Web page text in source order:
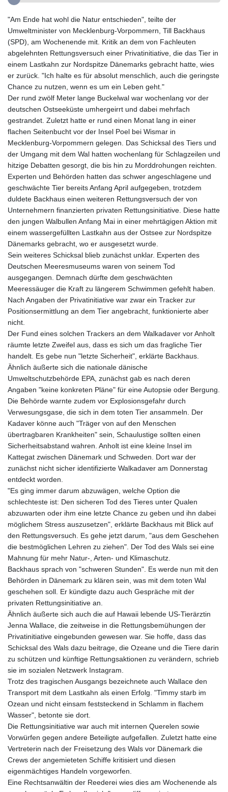
"Am Ende hat wohl die Natur entschieden", teilte der
Umweltminister von Mecklenburg-Vorpommern, Till Backhaus
(SPD), am Wochenende mit. Kritik an dem von Fachleuten
abgelehnten Rettungsversuch einer Privatinitiative, die das Tier in
einem Lastkahn zur Nordspitze Dänemarks gebracht hatte, wies
er zurück. "Ich halte es für absolut menschlich, auch die geringste
Chance zu nutzen, wenn es um ein Leben geht."
Der rund zwölf Meter lange Buckelwal war wochenlang vor der
deutschen Ostseeküste umhergeirrt und dabei mehrfach
gestrandet. Zuletzt hatte er rund einen Monat lang in einer
flachen Seitenbucht vor der Insel Poel bei Wismar in
Mecklenburg-Vorpommern gelegen. Das Schicksal des Tiers und
der Umgang mit dem Wal hatten wochenlang für Schlagzeilen und
hitzige Debatten gesorgt, die bis hin zu Morddrohungen reichten.
Experten und Behörden hatten das schwer angeschlagene und
geschwächte Tier bereits Anfang April aufgegeben, trotzdem
duldete Backhaus einen weiteren Rettungsversuch der von
Unternehmern finanzierten privaten Rettungsinitiative. Diese hatte
den jungen Walbullen Anfang Mai in einer mehrtägigen Aktion mit
einem wassergefüllten Lastkahn aus der Ostsee zur Nordspitze
Dänemarks gebracht, wo er ausgesetzt wurde.
Sein weiteres Schicksal blieb zunächst unklar. Experten des
Deutschen Meeresmuseums waren von seinem Tod
ausgegangen. Demnach dürfte dem geschwächten
Meeressäuger die Kraft zu längerem Schwimmen gefehlt haben.
Nach Angaben der Privatinitiative war zwar ein Tracker zur
Positionsermittlung an dem Tier angebracht, funktionierte aber
nicht.
Der Fund eines solchen Trackers an dem Walkadaver vor Anholt
räumte letzte Zweifel aus, dass es sich um das fragliche Tier
handelt. Es gebe nun "letzte Sicherheit", erklärte Backhaus.
Ähnlich äußerte sich die nationale dänische
Umweltschutzbehörde EPA, zunächst gab es nach deren
Angaben "keine konkreten Pläne" für eine Autopsie oder Bergung.
Die Behörde warnte zudem vor Explosionsgefahr durch
Verwesungsgase, die sich in dem toten Tier ansammeln. Der
Kadaver könne auch "Träger von auf den Menschen
übertragbaren Krankheiten" sein, Schaulustige sollten einen
Sicherheitsabstand wahren. Anholt ist eine kleine Insel im
Kattegat zwischen Dänemark und Schweden. Dort war der
zunächst nicht sicher identifizierte Walkadaver am Donnerstag
entdeckt worden.
"Es ging immer darum abzuwägen, welche Option die
schlechteste ist: Den sicheren Tod des Tieres unter Qualen
abzuwarten oder ihm eine letzte Chance zu geben und ihn dabei
möglichem Stress auszusetzen", erklärte Backhaus mit Blick auf
den Rettungsversuch. Es gehe jetzt darum, "aus dem Geschehen
die bestmöglichen Lehren zu ziehen". Der Tod des Wals sei eine
Mahnung für mehr Natur-, Arten- und Klimaschutz.
Backhaus sprach von "schweren Stunden". Es werde nun mit den
Behörden in Dänemark zu klären sein, was mit dem toten Wal
geschehen soll. Er kündigte dazu auch Gespräche mit der
privaten Rettungsinitiative an.
Ähnlich äußerte sich auch die auf Hawaii lebende US-Tierärztin
Jenna Wallace, die zeitweise in die Rettungsbemühungen der
Privatinitiative eingebunden gewesen war. Sie hoffe, dass das
Schicksal des Wals dazu beitrage, die Ozeane und die Tiere darin
zu schützen und künftige Rettungsaktionen zu verändern, schrieb
sie im sozialen Netzwerk Instagram.
Trotz des tragischen Ausgangs bezeichnete auch Wallace den
Transport mit dem Lastkahn als einen Erfolg. "Timmy starb im
Ozean und nicht einsam feststeckend in Schlamm in flachem
Wasser", betonte sie dort.
Die Rettungsinitiative war auch mit internen Querelen sowie
Vorwürfen gegen andere Beteiligte aufgefallen. Zuletzt hatte eine
Vertreterin nach der Freisetzung des Wals vor Dänemark die
Crews der angemieteten Schiffe kritisiert und diesen
eigenmächtiges Handeln vorgeworfen.
Eine Rechtsanwältin der Reederei wies dies am Wochenende als